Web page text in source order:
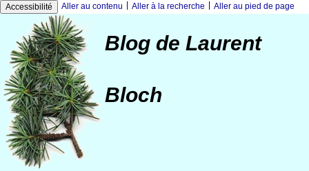
Accessibilité Aller au contenu Aller à la recherche Aller au pied de page
Blog de Laurent
Bloch